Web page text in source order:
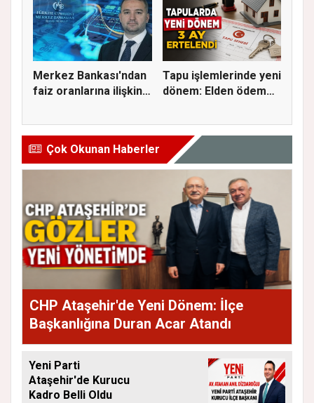
Merkez Bankası'ndan
faiz oranlarına ilişkin
Tapu işlemlerinde yeni
dönem: Elden ödeme
Çok Okunan Haberler
CHP Ataşehir'de Yeni Dönem: İlçe
Başkanlığına Duran Acar Atandı
Yeni Parti
Ataşehir'de Kurucu
Kadro Belli Oldu